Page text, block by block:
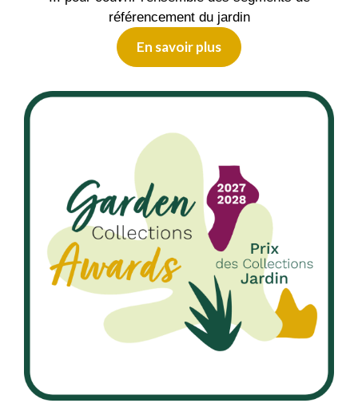
référencement du jardin
En savoir plus